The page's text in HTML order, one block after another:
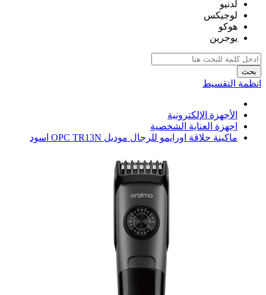
لدنيو
لوجيكس
هوكو
يوجرين
بحث
انظمة التقسيط
الأجهزة الإلكترونية
اجهزة العناية الشخصية
ماكينة حلاقة اورايمو للرجال موديل OPC TR13N اسود